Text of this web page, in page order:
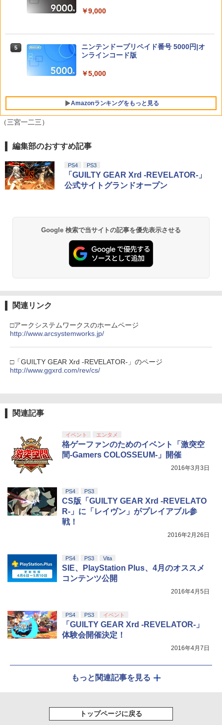
￥7,710
5
鬼武者 Way of the Sword 【Switch2】
POT-P-ABNMA
￥7,730
【特典】トゥームレイダー：レガシー・
オブ・アトランティス(【早期購入同梱特
典】コスチューム「ララ・クロフト・サ
ションパス（ダウンロード版）※3,200
￥4,400
レトロフリーク レッド×ホワイト ( レト
こでもセーブ 互換機種 FC SFC SNES G
B GBC GBA MD GEN PCE TG-16 PCE
SG
5
【送料無料】劇場版「鬼滅の刃」無限城
編 第一章 猗窩座再来(通常版)【Blu-ra
A】
￥9,000
5
ニンテンドープリペイド番号 5000円|オ
ンラインコード版
￥5,000
Amazonランキングをもっと見る
1
PlayStation 5 デジタル・エディション
ese only (CFI-2200B01)
￥55,000
Beast of Reincarnation -PS5 【特典】
プロダクトコード 封入
￥7,286
トローラー ミッドナイト ブラック(CFI-
ZCT2J01)
トローラー(CFI-ZCT2J)
￥10,737
1
【純正品】Xbox ワイヤレス コントロー
￥8,300
ラー (ロボット ホワイト)
ラー (カーボンブラック)
4
【純正品】Xbox 充電式バッテリー + US
￥2,618
s X|S 対応の高精度 H パターン シフター
￥14,141
1
劇場版「鬼滅の刃」無限城編 第一章 猗
￥3,982
2
劇場版「鬼滅の刃」無限城編 第一章 猗
窩座再来 通常版 [DVD]
￥3,523
カー特典:【坤と離】二振りの剣、十翼よ
り来たる！スタジオ描き下ろしイラスト
ボード付) [Blu-ray]
5
ルアイドルクラブ Bloom Garden Part
￥8,589
（三宮一二三）
編集部のおすすめ記事
PS4 PS3
「GUILTY GEAR Xrd -REVELATOR-」
公式サイトグランドオープン
Google 検索で当サイトの記事を優先表示させる
関連リンク
□アークシステムワークスのホームページ
http://www.arcsystemworks.jp/
□「GUILTY GEAR Xrd -REVELATOR-」のページ
http://www.ggxrd.com/rev/cs/
関連記事
イベント エンタメ
格ゲーファンのためのイベント「激突空
間-Gamers COLOSSEUM-」開催
2016年3月3日
PS4 PS3
CS版「GUILTY GEAR Xrd -REVELATO
R-」に「レイヴン」がプレイアブル参
戦！
2016年2月26日
PS4 PS3 Vita
SIE、PlayStation Plus、4月のオススメ
コンテンツ公開
2016年4月5日
PS4 PS3 イベント
「GUILTY GEAR Xrd -REVELATOR-」
体験会開催決定！
2016年4月7日
もっと関連記事を見る
トップページに戻る